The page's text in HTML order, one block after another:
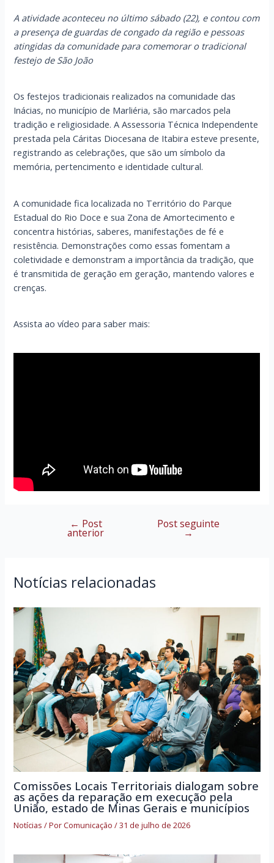
A atividade aconteceu no último sábado (22), e contou com
a presença de guardas de congado da região e pessoas
atingidas da comunidade para comemorar o tradicional
festejo de São João
Os festejos tradicionais realizados na comunidade das
Inácias, no município de Marliéria, são marcados pela
tradição e religiosidade. A Assessoria Técnica Independente
prestada pela Cáritas Diocesana de Itabira esteve presente,
registrando as celebrações, que são um símbolo da
memória, pertencimento e identidade cultural.
A comunidade fica localizada no Território do Parque
Estadual do Rio Doce e sua Zona de Amortecimento e
concentra histórias, saberes, manifestações de fé e
resistência. Demonstrações como essas fomentam a
coletividade e demonstram a importância da tradição, que
é transmitida de geração em geração, mantendo valores e
crenças.
Assista ao vídeo para saber mais:
Navegação
← Post
anterior
Post seguinte
→
Notícias relacionadas
Comissões Locais Territoriais dialogam sobre
as ações da reparação em execução pela
União, estado de Minas Gerais e municípios
Notícias / PorComunicação/31 de julho de 2026